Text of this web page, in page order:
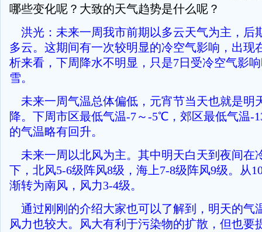
哪些变化呢？大致的天气趋势是什么呢？
洪光：未来一周我市前期以多云天气为主，后
多云。这期间有一次较明显的冷空气影响，出现
析来看，下周降水不明显，只是7日受冷空气影
雪。
未来一周气温总体偏低，元宵节当天也就是明
降。下周市区最低气温-7～-5℃，郊区最低气温
的气温略有回升。
未来一周以北风为主。其中明天白天到夜间在
下，北风5-6级阵风8级，海上7-8级阵风9级。从
渐转为南风，风力3-4级。
通过刚刚的介绍大家也可以了解到，明天的气
风力也较大。风大有利于污染物的扩散，但也要